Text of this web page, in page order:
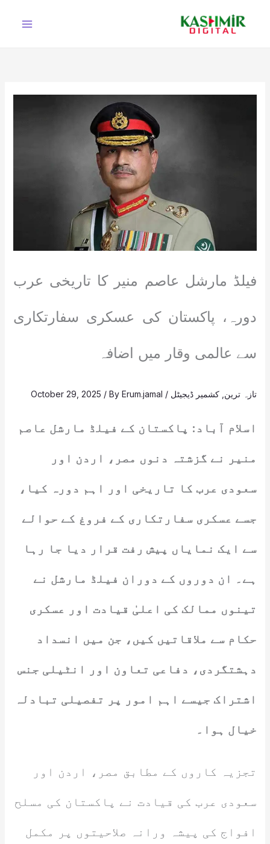
فیلڈ مارشل عاصم منیر کا تاریخی عرب
دورہ، پاکستان کی عسکری سفارتکاری
سے عالمی وقار میں اضافہ
تازہ ترین کشمیر ڈیجیٹل /
October 29, 2025 / ByErum.jamal
اسلام آباد: پاکستان کے فیلڈ مارشل عاصم
منیر نے گزشتہ دنوں مصر، اردن اور
سعودی عرب کا تاریخی اور اہم دورہ کیا،
جسے عسکری سفارتکاری کے فروغ کے حوالے
سے ایک نمایاں پیش رفت قرار دیا جا رہا
ہے۔ ان دوروں کے دوران فیلڈ مارشل نے
تینوں ممالک کی اعلیٰ قیادت اور عسکری
حکام سے ملاقاتیں کیں، جن میں انسداد
دہشتگردی، دفاعی تعاون اور انٹیلی جنس
اشتراک جیسے اہم امور پر تفصیلی تبادلہ
خیال ہوا۔
تجزیہ کاروں کے مطابق مصر، اردن اور
سعودی عرب کی قیادت نے پاکستان کی مسلح
افواج کی پیشہ ورانہ صلاحیتوں پر مکمل